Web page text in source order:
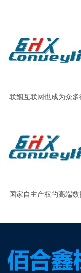
联姻互联网也成为众多
国家自主产权的高端数